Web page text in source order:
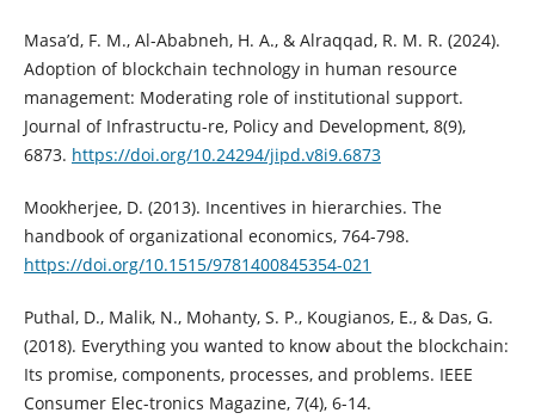
Masa’d, F. M., Al-Ababneh, H. A., & Alraqqad, R. M. R. (2024).
Adoption of blockchain technology in human resource
management: Moderating role of institutional support.
Journal of Infrastructu-re, Policy and Development, 8(9),
6873. https://doi.org/10.24294/jipd.v8i9.6873
Mookherjee, D. (2013). Incentives in hierarchies. The
handbook of organizational economics, 764-798.
https://doi.org/10.1515/9781400845354-021
Puthal, D., Malik, N., Mohanty, S. P., Kougianos, E., & Das, G.
(2018). Everything you wanted to know about the blockchain:
Its promise, components, processes, and problems. IEEE
Consumer Elec-tronics Magazine, 7(4), 6-14.